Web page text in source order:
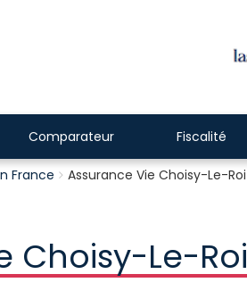
Comparateur Fiscalité
France Assurance Vie Choisy-Le-Roi
Choisy-Le-Roi